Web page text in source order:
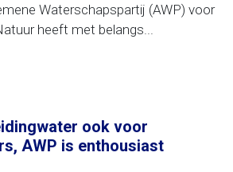
Waterschapspartij (AWP) voor
heeft met belangs...
ook voor
AWP is enthousiast